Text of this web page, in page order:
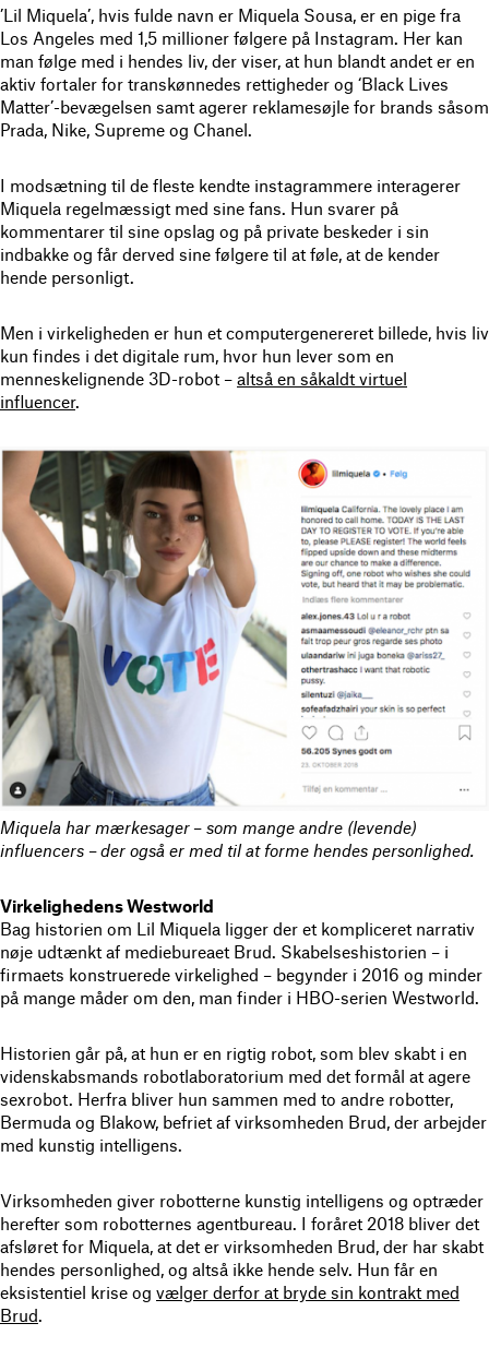
’Lil Miquela’, hvis fulde navn er Miquela Sousa, er en pige fra
Los Angeles med 1,5 millioner følgere på Instagram. Her kan
man følge med i hendes liv, der viser, at hun blandt andet er en
aktiv fortaler for transkønnedes rettigheder og ‘Black Lives
Matter’-bevægelsen samt agerer reklamesøjle for brands såsom
Prada, Nike, Supreme og Chanel.
I modsætning til de fleste kendte instagrammere interagerer
Miquela regelmæssigt med sine fans. Hun svarer på
kommentarer til sine opslag og på private beskeder i sin
indbakke og får derved sine følgere til at føle, at de kender
hende personligt.
Men i virkeligheden er hun et computergenereret billede, hvis liv
kun findes i det digitale rum, hvor hun lever som en
menneskelignende 3D-robot – altså en såkaldt virtuel
influencer.
Miquela har mærkesager– som mange andre (levende)
influencers –der også er med til at forme hendes personlighed.
Virkelighedens Westworld
Bag historien om Lil Miquela ligger der et kompliceret narrativ
nøje udtænkt af mediebureaet Brud. Skabelseshistorien – i
firmaets konstruerede virkelighed – begynder i 2016 og minder
på mange måder om den, man finder i HBO-serien Westworld.
Historien går på, at hun er en rigtig robot, som blev skabt i en
videnskabsmands robotlaboratorium med det formål at agere
sexrobot. Herfra bliver hun sammen med to andre robotter,
Bermuda og Blakow, befriet af virksomheden Brud, der arbejder
med kunstig intelligens.
Virksomheden giver robotterne kunstig intelligens og optræder
herefter som robotternes agentbureau. I foråret 2018 bliver det
afsløret for Miquela, at det er virksomheden Brud, der har skabt
hendes personlighed, og altså ikke hende selv. Hun får en
eksistentiel krise og vælger derfor at bryde sin kontrakt med
Brud.